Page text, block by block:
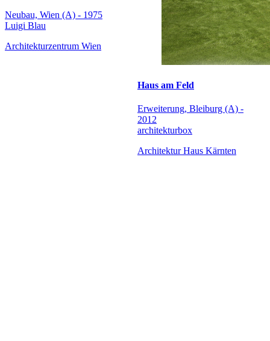
Neubau, Wien (A) - 1975
Luigi Blau
Architekturzentrum Wien
Haus am Feld
Erweiterung, Bleiburg (A) -
2012
architekturbox
Architektur Haus Kärnten